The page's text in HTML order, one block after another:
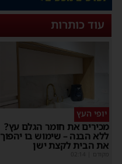
עוד כותרות
יופי העץ
מכירים את חומר הגלם עץ?
ללא הבנה – שימוש בו יהפוך
את הבית לקצת ישן
מקודם